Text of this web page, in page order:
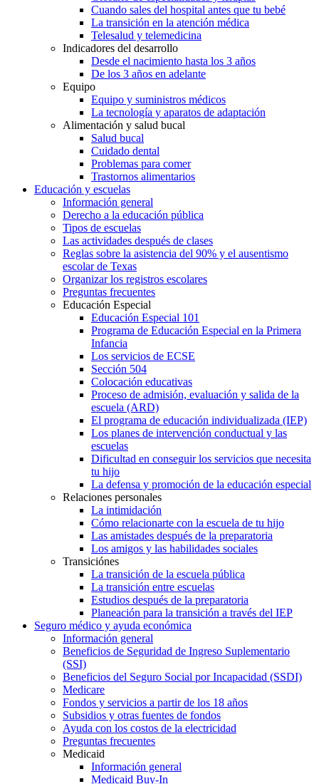
Cuando sales del hospital antes que tu bebé
La transición en la atención médica
Telesalud y telemedicina
Indicadores del desarrollo
Desde el nacimiento hasta los 3 años
De los 3 años en adelante
Equipo
Equipo y suministros médicos
La tecnología y aparatos de adaptación
Alimentación y salud bucal
Salud bucal
Cuidado dental
Problemas para comer
Trastornos alimentarios
Educación y escuelas
Información general
Derecho a la educación pública
Tipos de escuelas
Las actividades después de clases
Reglas sobre la asistencia del 90% y el ausentismo
escolar de Texas
Organizar los registros escolares
Preguntas frecuentes
Educación Especial
Educación Especial 101
Programa de Educación Especial en la Primera
Infancia
Los servicios de ECSE
Sección 504
Colocación educativas
Proceso de admisión, evaluación y salida de la
escuela (ARD)
El programa de educación individualizada (IEP)
Los planes de intervención conductual y las
escuelas
Dificultad en conseguir los servicios que necesita
tu hijo
La defensa y promoción de la educación especial
Relaciones personales
La intimidación
Cómo relacionarte con la escuela de tu hijo
Las amistades después de la preparatoria
Los amigos y las habilidades sociales
Transiciónes
La transición de la escuela pública
La transición entre escuelas
Estudios después de la preparatoria
Planeación para la transición a través del IEP
Seguro médico y ayuda económica
Información general
Beneficios de Seguridad de Ingreso Suplementario
(SSI)
Beneficios del Seguro Social por Incapacidad (SSDI)
Medicare
Fondos y servicios a partir de los 18 años
Subsidios y otras fuentes de fondos
Ayuda con los costos de la electricidad
Preguntas frecuentes
Medicaid
Información general
Medicaid Buy-In